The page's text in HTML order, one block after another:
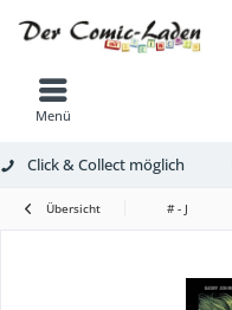
Menü
Click & Collect möglich
Übersicht # - J